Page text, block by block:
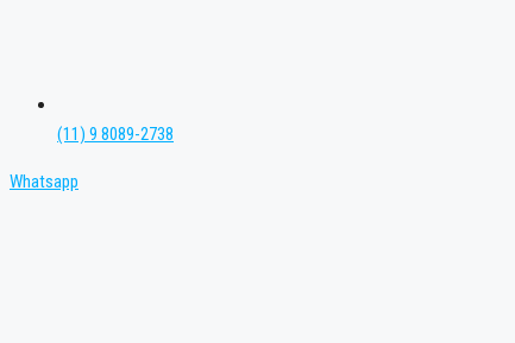
(11) 9 8089-2738
Whatsapp